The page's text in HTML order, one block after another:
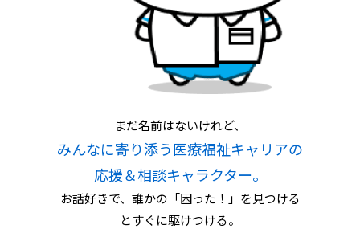
まだ名前はないけれど、
みんなに寄り添う医療福祉キャリアの
応援＆相談キャラクター。
お話好きで、誰かの「困った！」を見つける
とすぐに駆けつける。